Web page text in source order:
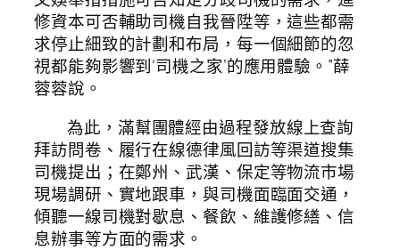
修資本可否輔助司機自我晉陞等，這些都需
求停止細致的計劃和布局，每一個細節的忽
視都能夠影響到‘司機之家’的應用體驗。”薛
蓉蓉說。
為此，滿幫團體經由過程發放線上查詢
拜訪問卷、履行在線德律風回訪等渠道搜集
司機提出；在鄭州、武漢、保定等物流市場
現場調研、實地跟車，與司機面臨面交通，
傾聽一線司機對歇息、餐飲、維護修繕、信
息辦事等方面的需求。